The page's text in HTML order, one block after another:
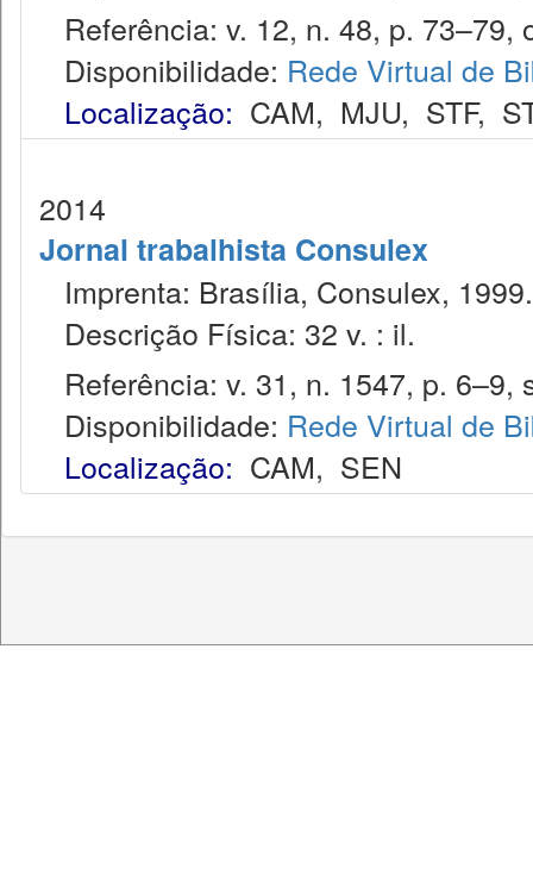
Referência: v. 12, n. 48, p. 73–79,
Disponibilidade: Rede Virtual de
Localização: CAM, MJU, STF,
2014
Jornal trabalhista Consulex
Imprenta: Brasília, Consulex, 1999.
Descrição Física: 32 v. : il.
Referência: v. 31, n. 1547, p. 6–9,
Disponibilidade: Rede Virtual de
Localização: CAM, SEN